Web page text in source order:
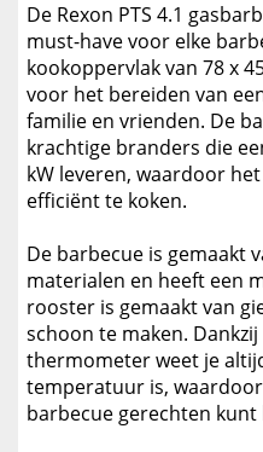
De Rexon PTS 4.1
must-have voor elke
kookoppervlak van 78 x
voor het bereiden van
familie en vrienden. De
krachtige branders die
kW leveren, waardoor
efficiënt te koken.
De barbecue is gemaakt
materialen en heeft een
rooster is gemaakt van
schoon te maken.
thermometer weet je
temperatuur is,
barbecue gerechten kunt